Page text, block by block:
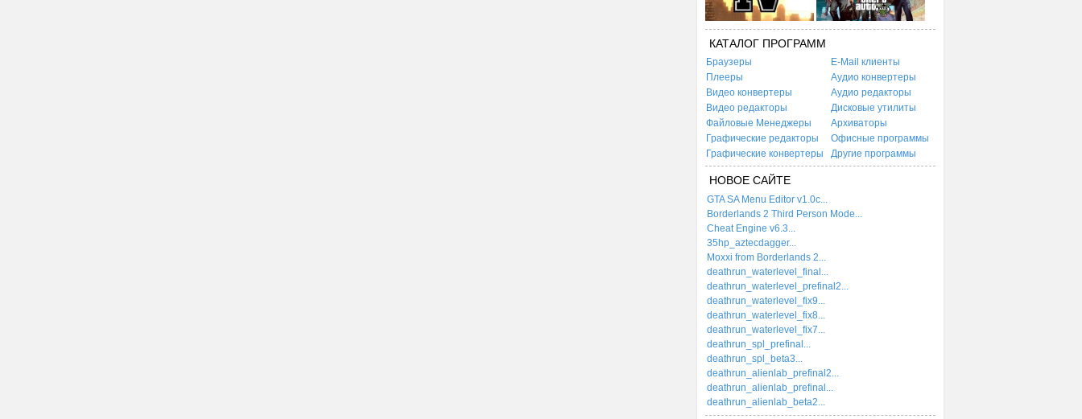
КАТАЛОГ ПРОГРАММ
Браузеры
E-Mail клиенты
Плееры
Аудио конвертеры
Видео конвертеры
Аудио редакторы
Видео редакторы
Дисковые утилиты
Файловые Менеджеры
Архиваторы
Графические редакторы
Офисные программы
Графические конвертеры
Другие программы
НОВОЕ САЙТЕ
GTA SA Menu Editor v1.0c...
Borderlands 2 Third Person Mode...
Cheat Engine v6.3...
35hp_aztecdagger...
Moxxi from Borderlands 2...
deathrun_waterlevel_final...
deathrun_waterlevel_prefinal2...
deathrun_waterlevel_fix9...
deathrun_waterlevel_fix8...
deathrun_waterlevel_fix7...
deathrun_spl_prefinal...
deathrun_spl_beta3...
deathrun_alienlab_prefinal2...
deathrun_alienlab_prefinal...
deathrun_alienlab_beta2...